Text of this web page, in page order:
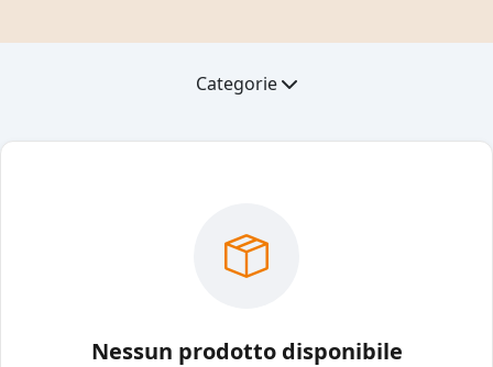
Categorie
Nessun prodotto disponibile